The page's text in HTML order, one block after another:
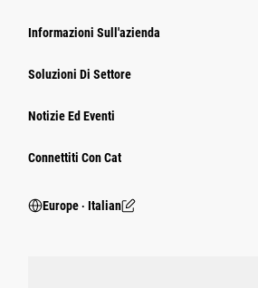
Informazioni Sull'azienda
Soluzioni Di Settore
Notizie Ed Eventi
Connettiti Con Cat
Europe ‧ Italian